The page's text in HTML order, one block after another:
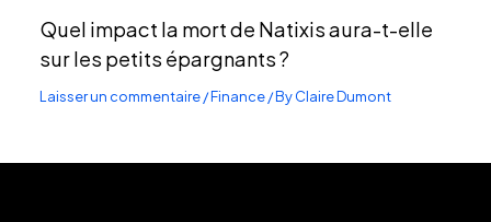
Quel impact la mort de Natixis aura-t-elle
sur les petits épargnants ?
Laisser un commentaire/Finance/ ByClaire Dumont